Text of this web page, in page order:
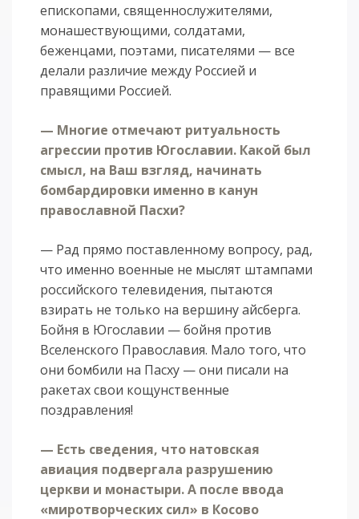
епископами, священнослужителями,
монашествующими, солдатами,
беженцами, поэтами, писателями — все
делали различие между Россией и
правящими Россией.
— Многие отмечают ритуальность
агрессии против Югославии. Какой был
смысл, на Ваш взгляд, начинать
бомбардировки именно в канун
православной Пасхи?
— Рад прямо поставленному вопросу, рад,
что именно военные не мыслят штампами
российского телевидения, пытаются
взирать не только на вершину айсберга.
Бойня в Югославии — бойня против
Вселенского Православия. Мало того, что
они бомбили на Пасху — они писали на
ракетах свои кощунственные
поздравления!
— Есть сведения, что натовская
авиация подвергала разрушению
церкви и монастыри. А после ввода
«миротворческих сил» в Косово